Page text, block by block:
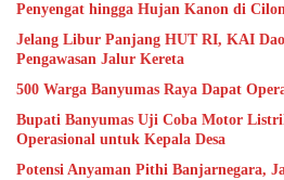
Penyengat hingga Hujan Kanon di
Jelang Libur Panjang HUT RI, KAI
Pengawasan Jalur Kereta
500 Warga Banyumas Raya Dapat
Bupati Banyumas Uji Coba Motor
Operasional untuk Kepala Desa
Potensi Anyaman Pithi Banjarnegara,